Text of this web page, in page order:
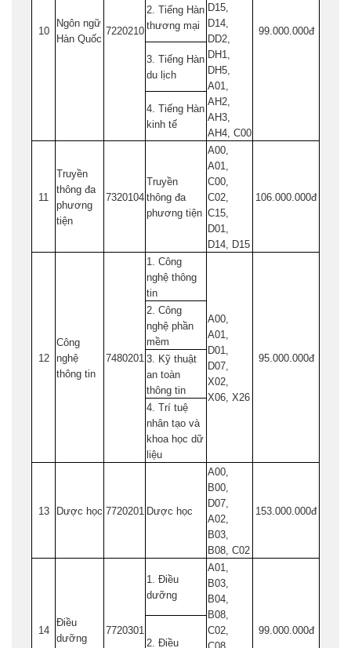
10
Ngôn ngữ
Hàn Quốc
7220210
D15,
D14,
DD2,
DH1,
DH5,
A01,
AH2,
AH3,
AH4, C00
99.000.000đ
2. Tiếng Hàn
thương mại
3. Tiếng Hàn
du lịch
4. Tiếng Hàn
kinh tế
11
Truyền
thông đa
phương
tiện
7320104
Truyền
thông đa
phương tiện
A00,
A01,
C00,
C02,
C15,
D01,
D14, D15
106.000.000đ
12
Công
nghệ
thông tin
7480201
1. Công
nghệ thông
tin
A00,
A01,
D01,
D07,
X02,
X06, X26
95.000.000đ
2. Công
nghệ phần
mềm
3. Kỹ thuật
an toàn
thông tin
4. Trí tuệ
nhân tạo và
khoa học dữ
liệu
13 Dược học 7720201 Dược học
A00,
B00,
D07,
A02,
B03,
B08, C02
153.000.000đ
14
Điều
dưỡng
7720301
1. Điều
dưỡng
A01,
B03,
B04,
B08,
C02,
99.000.000đ
2. Điều